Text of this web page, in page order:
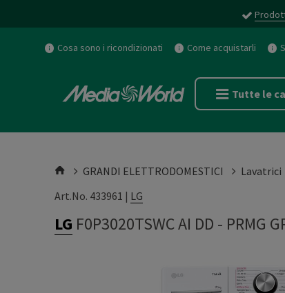
Cosa sono i ricondizionati Come acquistarli
Tutte le
GRANDI ELETTRODOMESTICI Lavatrici
Art.No. 433961 | LG
LG F0P3020TSWC AI DD - PRMG